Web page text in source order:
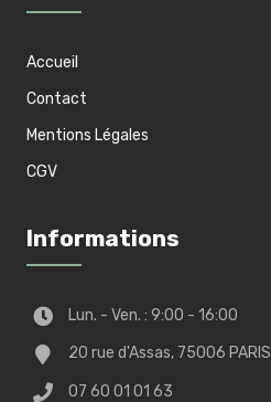
Accueil
Contact
Mentions Légales
CGV
Informations
Lun. - Ven. : 9:00 - 16:00
20 rue d'Assas, 75006 PARIS
07 60 01 01 63